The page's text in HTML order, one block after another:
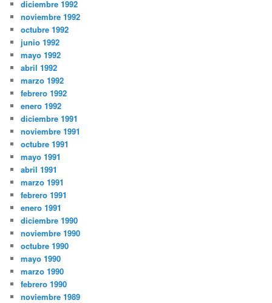
diciembre 1992
noviembre 1992
octubre 1992
junio 1992
mayo 1992
abril 1992
marzo 1992
febrero 1992
enero 1992
diciembre 1991
noviembre 1991
octubre 1991
mayo 1991
abril 1991
marzo 1991
febrero 1991
enero 1991
diciembre 1990
noviembre 1990
octubre 1990
mayo 1990
marzo 1990
febrero 1990
noviembre 1989